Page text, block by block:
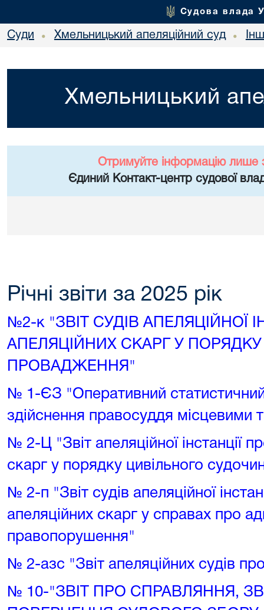
Судова влада
Суди • Хмельницький апеляційний суд •
Хмельницький
Отримуйте інформацію лише
Єдиний Контакт-центр судової
Річні звіти за 2025 рік
№2-к "ЗВІТ СУДІВ АПЕЛЯЦІЙНОЇ
АПЕЛЯЦІЙНИХ СКАРГ У
ПРОВАДЖЕННЯ"
№ 1-ЄЗ "Оперативний
здійснення правосуддя місцевими
№ 2-Ц "Звіт апеляційної інстанції
скарг у порядку цивільного
№ 2-п "Звіт судів апеляційної
апеляційних скарг у справах про
правопорушення"
№ 2-азс "Звіт апеляційних судів
№ 10-"ЗВІТ ПРО СПРАВЛЯННЯ,